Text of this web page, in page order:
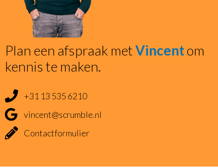
Plan een afspraak metVincentom
kennis te maken.
+31 13 535 6210
vincent@scrumble.nl
Contactformulier